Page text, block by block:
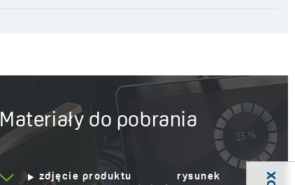
Materiały do pobrania
zdjęcie produktu
rysunek